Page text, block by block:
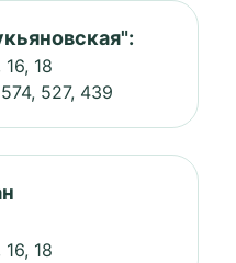
18
527, 439
18